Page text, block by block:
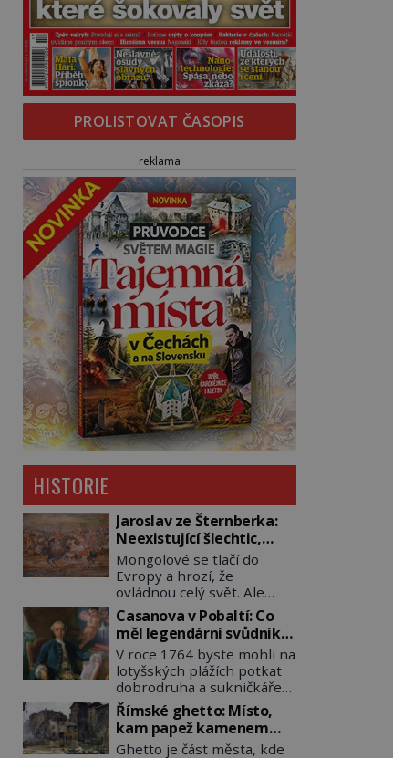
PROLISTOVAT ČASOPIS
reklama
HISTORIE
Jaroslav ze Šternberka:
Neexistující šlechtic,
který z Moravy vyžene
Mongoly
Mongolové se tlačí do
Evropy a hrozí, že
ovládnou celý svět. Ale
naštěstí jim v samotném
srdci Evropy stojí v cestě
malé, ale silné království,
které dokáže dobyvatelské
hordy zastavit. Co
nedokáže žádná
z asijských říší, co
nedokážou Němci – to
dokáže český král. Nebo že
Casanova v Pobaltí: Co
měl legendární svůdník
společného se
svobodnými zednáři?
V roce 1764 byste mohli na
lotyšských plážích potkat
dobrodruha a sukničkáře
Giacoma Casanovu. Jeho
cesta k Baltskému moři
však nebyla turistickým
výletem, ale ryze pracovní
Římské ghetto: Místo,
kam papež kamenem
dohodil
Ghetto je část města, kde